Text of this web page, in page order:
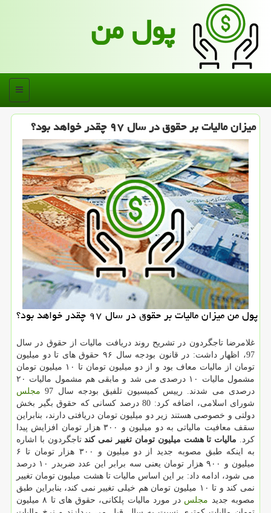
پول من
منو
میزان مالیات بر حقوق در سال ۹۷ چقدر خواهد بود؟
پول من میزان مالیات بر حقوق در سال ۹۷ چقدر خواهد بود؟
غلامرضا تاجگردون در تشریح روند دریافت مالیات از حقوق در سال
97، اظهار داشت: در قانون بودجه سال ۹۶ حقوق های تا دو میلیون
تومان از مالیات معاف بود و از دو میلیون تومان تا ۱۰ میلیون تومان
مشمول مالیات ۱۰ درصدی می شد و مابقی هم مشمول مالیات ۲۰
درصدی می شدند. رییس كمیسیون تلفیق بودجه سال 97
مجلس
شورای اسلامی، اضافه كرد: 80 درصد كسانی كه حقوق بگیر بخش
دولتی و خصوصی هستند زیر دو میلیون تومان دریافتی دارند، بنابراین
سقف معافیت مالیاتی به دو میلیون و ۳۰۰ هزار تومان افزایش پیدا
كرد. مالیات تا هشت میلیون تومان تغییر نمی كندتاجگردون با اشاره
به اینكه طبق مصوبه جدید از دو میلیون و ۳۰۰ هزار تومان تا ۶
میلیون و ۹۰۰ هزار تومان یعنی سه برابر این عدد ضربدر ۱۰ درصد
می شود، ادامه داد: بر این اساس مالیات تا هشت میلیون تومان تغییر
نمی كند و تا ۱۰ میلیون تومان هم خیلی تغییر نمی كند، بنابراین طبق
مصوبه جدید مجلس
در مورد مالیات پلكانی، حقوق های تا ۸ میلیون